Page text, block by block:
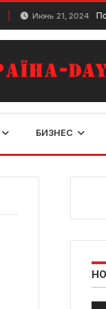
Июнь 21, 2024 Почему
БИЗНЕС